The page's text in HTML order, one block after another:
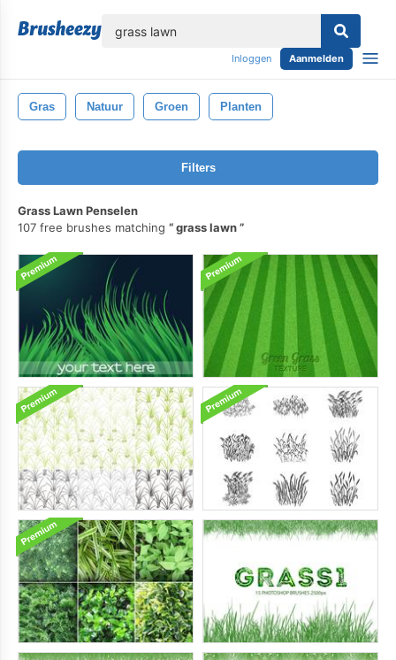
Inloggen Aanmelden
Gras Natuur Groen Planten
Filters
Grass Lawn Penselen
107 free brushes matching
grass lawn